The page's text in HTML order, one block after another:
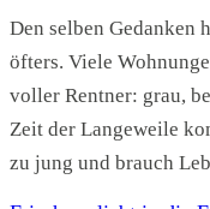
Den selben Gedanken
öfters. Viele
voller Rentner: grau,
Zeit der Langeweile
zu jung und brauch